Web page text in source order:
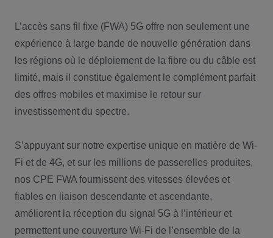
L’accès sans fil fixe (FWA) 5G offre non seulement une
expérience à large bande de nouvelle génération dans
les régions où le déploiement de la fibre ou du câble est
limité, mais il constitue également le complément parfait
des offres mobiles et maximise le retour sur
investissement du spectre.
S’appuyant sur notre expertise unique en matière de Wi-
Fi et de 4G, et sur les millions de passerelles produites,
nos CPE FWA fournissent des vitesses élevées et
fiables en liaison descendante et ascendante,
améliorent la réception du signal 5G à l’intérieur et
permettent une couverture Wi-Fi de l’ensemble de la